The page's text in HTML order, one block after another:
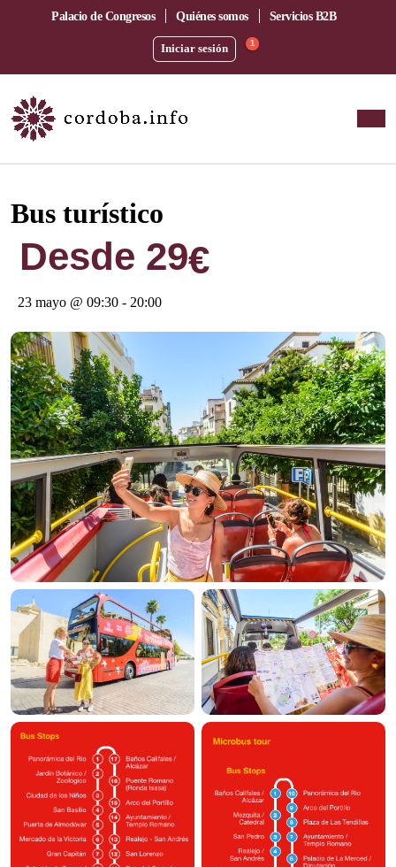
Palacio de Congresos Quiénes somos Servicios B2B
Iniciar sesión 1
Este evento ha pasado.
Bus turístico
Desde 29€
23 mayo @ 09:30 - 20:00